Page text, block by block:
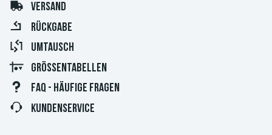
VERSAND
RÜCKGABE
UMTAUSCH
GRÖSSENTABELLEN
FAQ - HÄUFIGE FRAGEN
KUNDENSERVICE